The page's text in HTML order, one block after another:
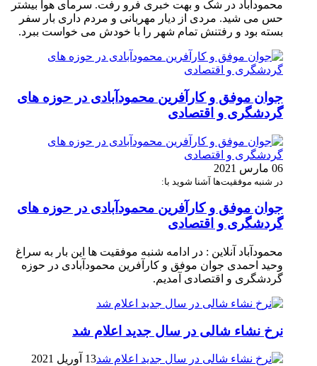
محمودآباد در شک و بهت خبری فرو رفت. سرمای هوا بیشتر
حس می شید. مردی از دیار مهربانی و مردم داری بار سفر
بسته بود و رفتنش تمام شهر را با خودش می خواست ببرد.
جوان موفق و کارآفرین محمودآبادی در حوزه های
گردشگری و اقتصادی
06 مارس 2021
در شنبه موفقیت‌ها آشنا شوید با:
جوان موفق و کارآفرین محمودآبادی در حوزه های
گردشگری و اقتصادی
محمودآباد آنلاین : در ادامه شنبه موفقیت ها این بار به سراغ
وحید احمدی جوان موفق و کارآفرین محمودآبادی در حوزه
گردشگری و اقتصادی آمدیم.
نرخ نشاء شالی در سال جدید اعلام شد
13 آوریل 2021